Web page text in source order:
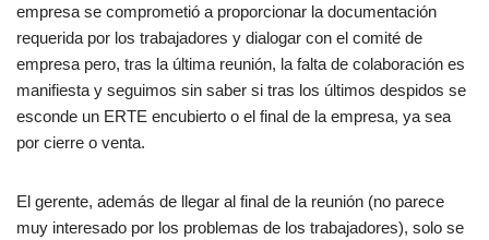
empresa se comprometió a proporcionar la documentación
requerida por los trabajadores y dialogar con el comité de
empresa pero, tras la última reunión, la falta de colaboración es
manifiesta y seguimos sin saber si tras los últimos despidos se
esconde un ERTE encubierto o el final de la empresa, ya sea
por cierre o venta.
El gerente, además de llegar al final de la reunión (no parece
muy interesado por los problemas de los trabajadores), solo se